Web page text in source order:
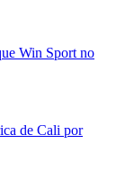
Win Sport no
de Cali por